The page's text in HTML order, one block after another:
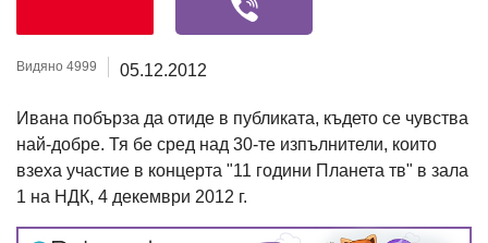
Видяно 4999 05.12.2012
Ивана побърза да отиде в публиката, където се чувства
най-добре. Тя бе сред над 30-те изпълнители, които
взеха участие в концерта "11 години Планета тв" в зала
1 на НДК, 4 декември 2012 г.